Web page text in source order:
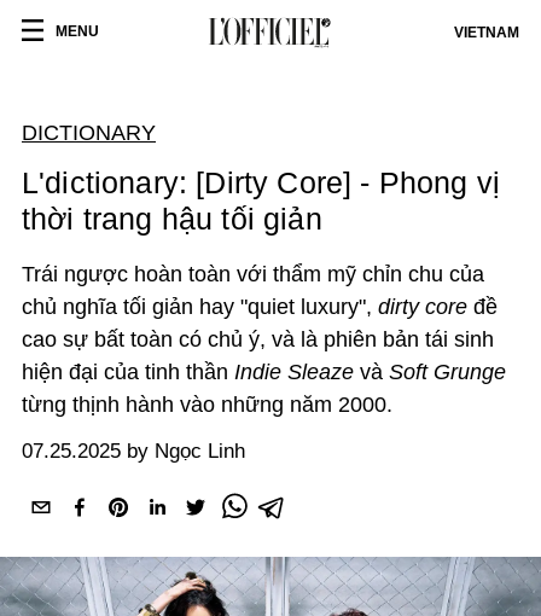
MENU VIETNAM
DICTIONARY
L'dictionary: [Dirty Core] - Phong vị
thời trang hậu tối giản
Trái ngược hoàn toàn với thẩm mỹ chỉn chu của
chủ nghĩa tối giản hay "quiet luxury", dirty core đề
cao sự bất toàn có chủ ý, và là phiên bản tái sinh
hiện đại của tinh thần Indie Sleaze và Soft Grunge
từng thịnh hành vào những năm 2000.
07.25.2025 by Ngọc Linh